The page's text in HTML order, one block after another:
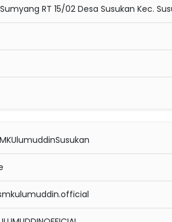
RT 15/02 Desa Susukan Kec.